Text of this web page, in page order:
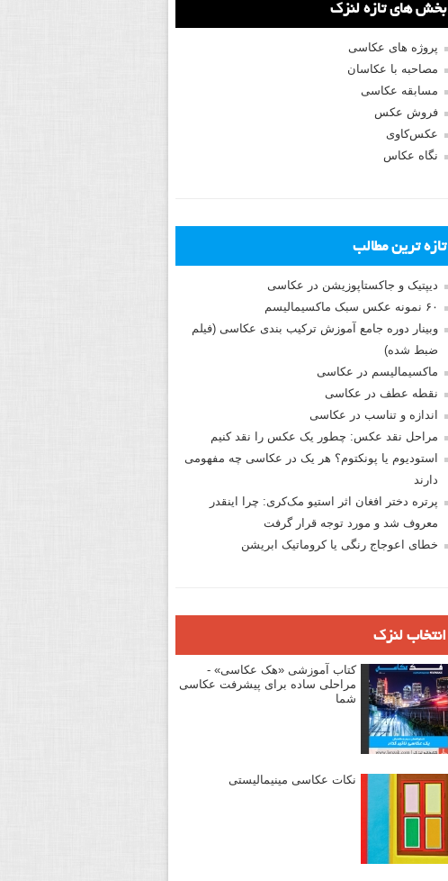
بخش های تازه لنزک
پروژه های عکاسی
مصاحبه با عکاسان
مسابقه عکاسی
فروش عکس
عکس‌کاوی
نگاه عکاس
تازه ترین مطالب
دیپتیک و جاکستا‌پوزیشن در عکاسی
۶۰ نمونه عکس سبک ماکسیمالیسم
وبینار دوره جامع آموزش ترکیب بندی عکاسی (فیلم
ضبط شده)
ماکسیمالیسم در عکاسی
نقطه عطف در عکاسی
اندازه و تناسب در عکاسی
مراحل نقد عکس: چطور یک عکس را نقد کنیم
استودیوم یا پونکتوم؟ هر یک در عکاسی چه مفهومی
دارند
پرتره دختر افغان اثر استیو مک‌کری: چرا اینقدر
معروف شد و مورد توجه قرار گرفت
خطای اعوجاج رنگی یا کروماتیک ابریشن
انتخاب لنزک
کتاب آموزشی «هک عکاسی» -
مراحلی ساده برای پیشرفت عکاسی
شما
نکات عکاسی مینیمالیستی